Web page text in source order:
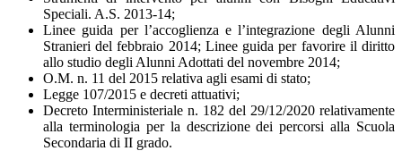
Speciali. A.S. 2013-14;
Linee guida per l’accoglienza e l’integrazione degli Alunni
Stranieri del febbraio 2014; Linee guida per favorire il diritto
allo studio degli Alunni Adottati del novembre 2014;
O.M. n. 11 del 2015 relativa agli esami di stato;
Legge 107/2015 e decreti attuativi;
Decreto Interministeriale n. 182 del 29/12/2020 relativamente
alla terminologia per la descrizione dei percorsi alla Scuola
Secondaria di II grado.